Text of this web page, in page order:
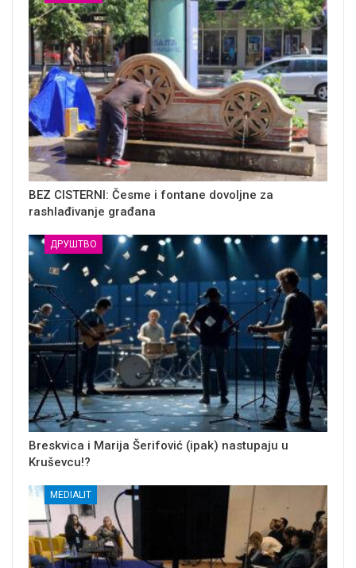
BEZ CISTERNI: Česme i fontane dovoljne za
rashlađivanje građana
ДРУШТВО
Breskvica i Marija Šerifović (ipak) nastupaju u
Kruševcu!?
MEDIALIT